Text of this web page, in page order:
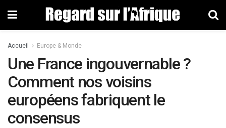
Accueil Europe & Monde
Une France ingouvernable ?
Comment nos voisins
européens fabriquent le
consensus